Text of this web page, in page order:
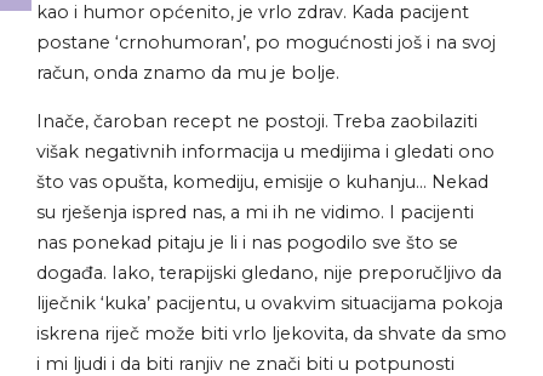
kao i humor općenito, je vrlo zdrav. Kada pacijent
postane ‘crnohumoran’, po mogućnosti još i na svoj
račun, onda znamo da mu je bolje.
Inače, čaroban recept ne postoji. Treba zaobilaziti
višak negativnih informacija u medijima i gledati ono
što vas opušta, komediju, emisije o kuhanju… Nekad
su rješenja ispred nas, a mi ih ne vidimo. I pacijenti
nas ponekad pitaju je li i nas pogodilo sve što se
događa. Iako, terapijski gledano, nije preporučljivo da
liječnik ‘kuka’ pacijentu, u ovakvim situacijama pokoja
iskrena riječ može biti vrlo ljekovita, da shvate da smo
i mi ljudi i da biti ranjiv ne znači biti u potpunosti